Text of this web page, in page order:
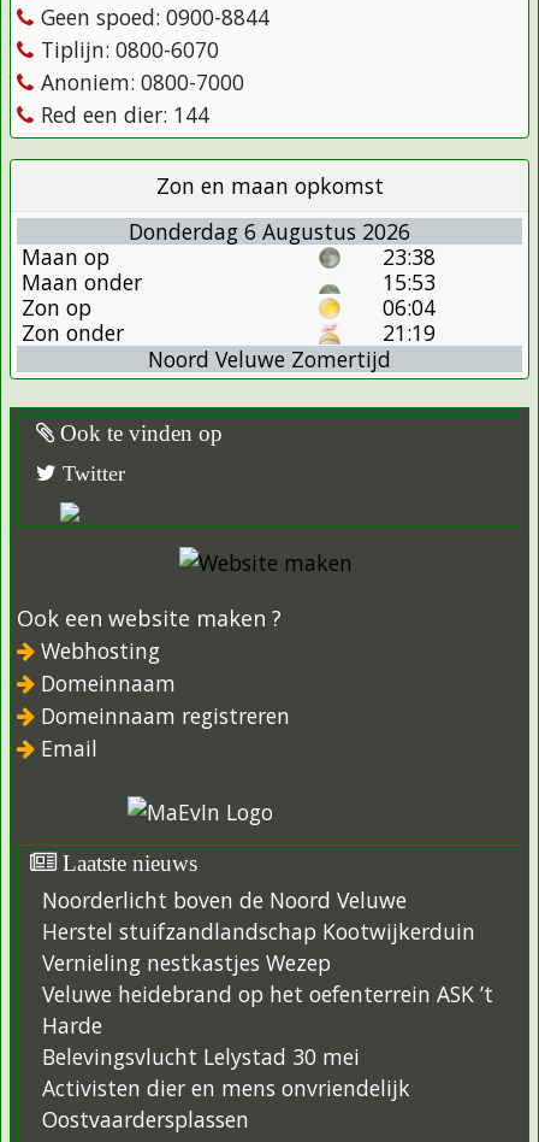
Geen spoed: 0900-8844
Tiplijn: 0800-6070
Anoniem: 0800-7000
Red een dier: 144
Zon en maan opkomst
Donderdag 6 Augustus 2026
Maan op
23:38
Maan onder
15:53
Zon op
06:04
Zon onder
21:19
Noord Veluwe Zomertijd
Ook te vinden op
Twitter
Ook een website maken ?
Webhosting
Domeinnaam
Domeinnaam registreren
Email
Laatste nieuws
Noorderlicht boven de Noord Veluwe
Herstel stuifzandlandschap Kootwijkerduin
Vernieling nestkastjes Wezep
Veluwe heidebrand op het oefenterrein ASK ’t
Harde
Belevingsvlucht Lelystad 30 mei
Activisten dier en mens onvriendelijk
Oostvaardersplassen